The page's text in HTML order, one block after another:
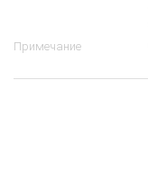
Примечание